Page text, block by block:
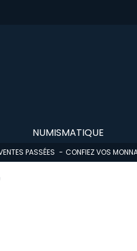
NUMISMATIQUE
PASSÉES CONFIEZ VOS